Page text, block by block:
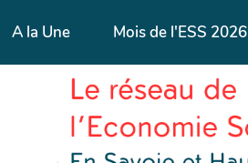
A la Une Mois de l'ESS 2026